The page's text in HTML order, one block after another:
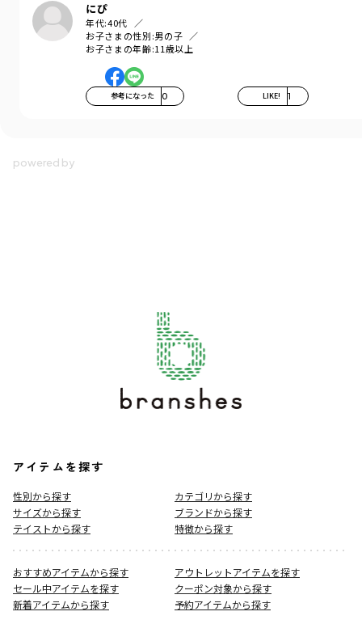
にぴ
年代:40代
お子さまの性別:男の子
お子さまの年齢:11歳以上
参考になった 0 LIKE! 1
アイテムを探す
性別から探す
カテゴリから探す
サイズから探す
ブランドから探す
テイストから探す
特徴から探す
おすすめアイテムから探す
アウトレットアイテムを探す
セール中アイテムを探す
クーポン対象から探す
新着アイテムから探す
予約アイテムから探す